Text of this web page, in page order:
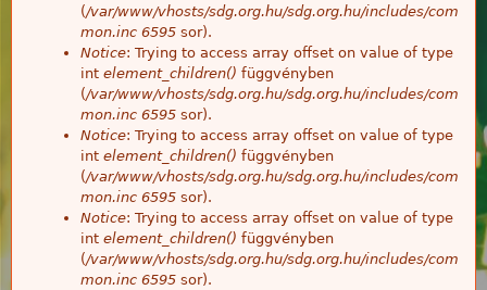
(/var/www/vhosts/sdg.org.hu/sdg.org.hu/includes/com
mon.inc 6595 sor).
Notice: Trying to access array offset on value of type
int element_children() függvényben
(/var/www/vhosts/sdg.org.hu/sdg.org.hu/includes/com
mon.inc 6595 sor).
Notice: Trying to access array offset on value of type
int element_children() függvényben
(/var/www/vhosts/sdg.org.hu/sdg.org.hu/includes/com
mon.inc 6595 sor).
Notice: Trying to access array offset on value of type
int element_children() függvényben
(/var/www/vhosts/sdg.org.hu/sdg.org.hu/includes/com
mon.inc 6595 sor).